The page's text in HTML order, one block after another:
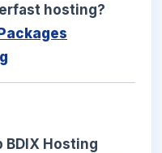
hosting?
BDIX Hosting